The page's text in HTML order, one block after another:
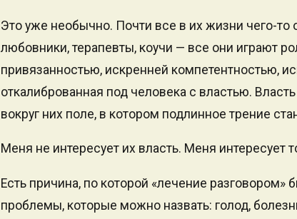
Это уже необычно. Почти все в их жизни чего-то
любовники, терапевты, коучи — все они играют
привязанностью, искренней компетентностью,
откалиброванная под человека с властью.
вокруг них поле, в котором подлинное трение
Меня не интересует их власть. Меня интересует
Есть причина, по которой «лечение
проблемы, которые можно назвать: голод,